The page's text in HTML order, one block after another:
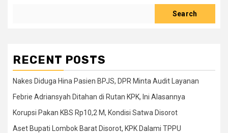
Search
RECENT POSTS
Nakes Diduga Hina Pasien BPJS, DPR Minta Audit Layanan
Febrie Adriansyah Ditahan di Rutan KPK, Ini Alasannya
Korupsi Pakan KBS Rp10,2 M, Kondisi Satwa Disorot
Aset Bupati Lombok Barat Disorot, KPK Dalami TPPU